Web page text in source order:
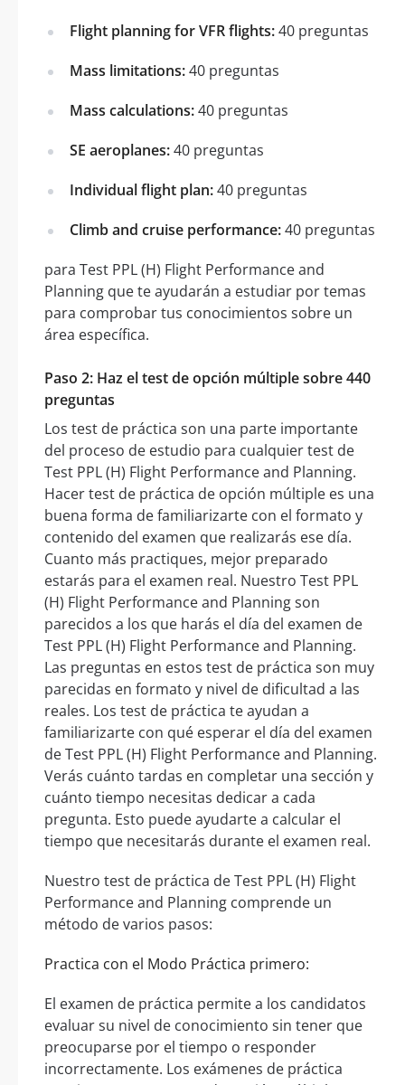
Flight planning for VFR flights:40 preguntas
Mass limitations:40 preguntas
Mass calculations:40 preguntas
SE aeroplanes:40 preguntas
Individual flight plan:40 preguntas
Climb and cruise performance:40 preguntas
para Test PPL (H) Flight Performance and
Planning que te ayudarán a estudiar por temas
para comprobar tus conocimientos sobre un
área específica.
Paso 2: Haz el test de opción múltiple sobre 440
preguntas
Los test de práctica son una parte importante
del proceso de estudio para cualquier test de
Test PPL (H) Flight Performance and Planning.
Hacer test de práctica de opción múltiple es una
buena forma de familiarizarte con el formato y
contenido del examen que realizarás ese día.
Cuanto más practiques, mejor preparado
estarás para el examen real. Nuestro Test PPL
(H) Flight Performance and Planning son
parecidos a los que harás el día del examen de
Test PPL (H) Flight Performance and Planning.
Las preguntas en estos test de práctica son muy
parecidas en formato y nivel de dificultad a las
reales. Los test de práctica te ayudan a
familiarizarte con qué esperar el día del examen
de Test PPL (H) Flight Performance and Planning.
Verás cuánto tardas en completar una sección y
cuánto tiempo necesitas dedicar a cada
pregunta. Esto puede ayudarte a calcular el
tiempo que necesitarás durante el examen real.
Nuestro test de práctica de Test PPL (H) Flight
Performance and Planning comprende un
método de varios pasos:
Practica con el Modo Práctica primero:
El examen de práctica permite a los candidatos
evaluar su nivel de conocimiento sin tener que
preocuparse por el tiempo o responder
incorrectamente. Los exámenes de práctica